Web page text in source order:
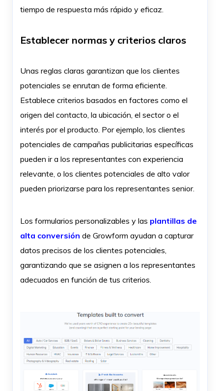
tiempo de respuesta más rápido y eficaz.
Establecer normas y criterios claros
Unas reglas claras garantizan que los clientes
potenciales se enrutan de forma eficiente.
Establece criterios basados en factores como el
origen del contacto, la ubicación, el sector o el
interés por el producto. Por ejemplo, los clientes
potenciales de campañas publicitarias específicas
pueden ir a los representantes con experiencia
relevante, o los clientes potenciales de alto valor
pueden priorizarse para los representantes senior.
Los formularios personalizables y las plantillas de
alta conversión de Growform ayudan a capturar
datos precisos de los clientes potenciales,
garantizando que se asignen a los representantes
adecuados en función de tus criterios.